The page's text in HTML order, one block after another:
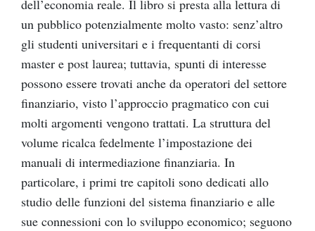
dell’economia reale. Il libro si presta alla lettura di
un pubblico potenzialmente molto vasto: senz’altro
gli studenti universitari e i frequentanti di corsi
master e post laurea; tuttavia, spunti di interesse
possono essere trovati anche da operatori del settore
finanziario, visto l’approccio pragmatico con cui
molti argomenti vengono trattati. La struttura del
volume ricalca fedelmente l’impostazione dei
manuali di intermediazione finanziaria. In
particolare, i primi tre capitoli sono dedicati allo
studio delle funzioni del sistema finanziario e alle
sue connessioni con lo sviluppo economico; seguono